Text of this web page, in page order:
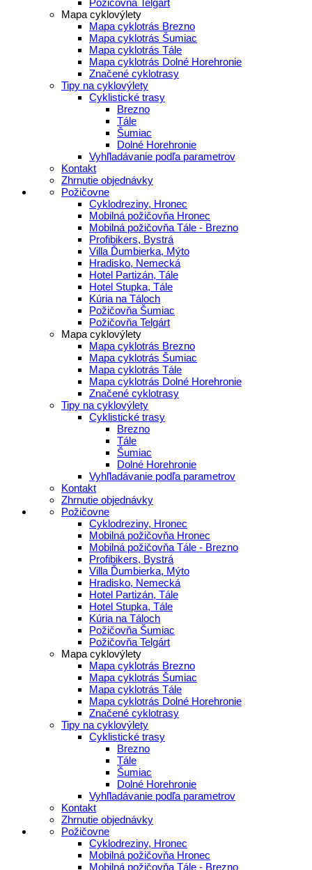
Mapa cyklovýlety
Mapa cyklotrás Brezno
Mapa cyklotrás Šumiac
Mapa cyklotrás Tále
Mapa cyklotrás Dolné Horehronie
Značené cyklotrasy
Tipy na cyklovýlety
Cyklistické trasy
Brezno
Tále
Šumiac
Dolné Horehronie
Vyhľladávanie podľa parametrov
Kontakt
Zhrnutie objednávky
Požičovne
Cyklodreziny, Hronec
Mobilná požičovňa Hronec
Mobilná požičovňa Tále - Brezno
Profibikers, Bystrá
Villa Ďumbierka, Mýto
Hradisko, Nemecká
Hotel Partizán, Tále
Hotel Stupka, Tále
Kúria na Táloch
Požičovňa Šumiac
Požičovňa Telgárt
Mapa cyklovýlety
Mapa cyklotrás Brezno
Mapa cyklotrás Šumiac
Mapa cyklotrás Tále
Mapa cyklotrás Dolné Horehronie
Značené cyklotrasy
Tipy na cyklovýlety
Cyklistické trasy
Brezno
Tále
Šumiac
Dolné Horehronie
Vyhľladávanie podľa parametrov
Kontakt
Zhrnutie objednávky
Požičovne
Cyklodreziny, Hronec
Mobilná požičovňa Hronec
Mobilná požičovňa Tále - Brezno
Profibikers, Bystrá
Villa Ďumbierka, Mýto
Hradisko, Nemecká
Hotel Partizán, Tále
Hotel Stupka, Tále
Kúria na Táloch
Požičovňa Šumiac
Požičovňa Telgárt
Mapa cyklovýlety
Mapa cyklotrás Brezno
Mapa cyklotrás Šumiac
Mapa cyklotrás Tále
Mapa cyklotrás Dolné Horehronie
Značené cyklotrasy
Tipy na cyklovýlety
Cyklistické trasy
Brezno
Tále
Šumiac
Dolné Horehronie
Vyhľladávanie podľa parametrov
Kontakt
Zhrnutie objednávky
Požičovne
Cyklodreziny, Hronec
Mobilná požičovňa Hronec
Mobilná požičovňa Tále - Brezno